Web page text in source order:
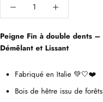
Peigne Fin à double dents
Démêlant et Lissant
Fabriqué en Italie 💚🤍❤️
Bois de hêtre issu de